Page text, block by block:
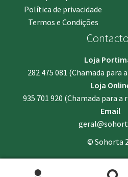
Política de privacidade
Termos e Condições
Loja
282 475 081 (Chamada para
Loja
935 701 920 (Chamada para a
Email
© Sohorta